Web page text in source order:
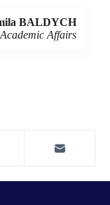
BALDYCH
Affairs